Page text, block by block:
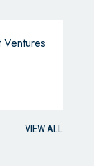
Ventures
VIEW ALL